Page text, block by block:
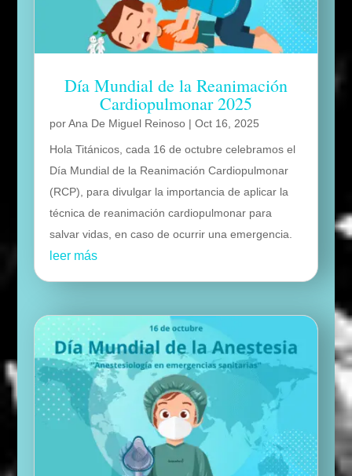
Día Mundial de la Reanimación
Cardiopulmonar 2025
porAna De Miguel Reinoso| Oct 16, 2025
Hola Titánicos, cada 16 de octubre celebramos el
Día Mundial de la Reanimación Cardiopulmonar
(RCP), para divulgar la importancia de aplicar la
técnica de reanimación cardiopulmonar para
salvar vidas, en caso de ocurrir una emergencia.
leer más